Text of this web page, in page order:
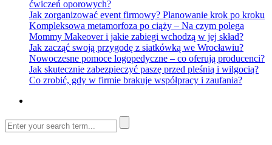
ćwiczeń oporowych?
Jak zorganizować event firmowy? Planowanie krok po kroku
Kompleksowa metamorfoza po ciąży – Na czym polega
Mommy Makeover i jakie zabiegi wchodzą w jej skład?
Jak zacząć swoją przygodę z siatkówką we Wrocławiu?
Nowoczesne pomoce logopedyczne – co oferują producenci?
Jak skutecznie zabezpieczyć paszę przed pleśnią i wilgocią?
Co zrobić, gdy w firmie brakuje współpracy i zaufania?